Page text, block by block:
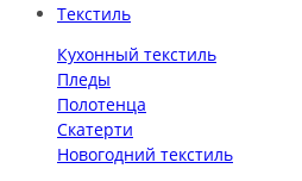
Текстиль
Кухонный текстиль
Пледы
Полотенца
Скатерти
Новогодний текстиль